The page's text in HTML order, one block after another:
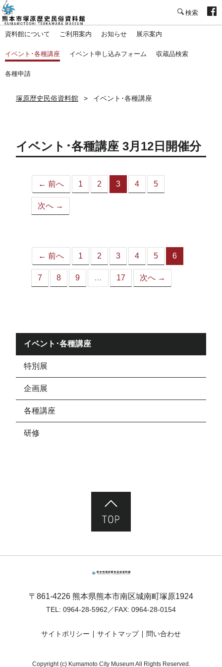
資料館について ご利用案内 お知らせ 展示案内
イベント･各種講座 イベント申し込みフォーム 収蔵品検索
各種申請
塚原歴史民俗資料館 イベント･各種講座
イベント･各種講座 3月12日開催分
← 前へ 1 2 3
（こ
4 5
次へ →
← 前へ 1 2 3 4 5 6
7 8 9 … 17 次へ →
イベント･各種講座
特別展
企画展
各種講座
研修
〒861-4226 熊本県熊本市南区城南町塚原1924
TEL: 0964-28-5962 ／FAX: 0964-28-0154
サイトポリシー サイトマップ 問い合わせ
Copyright (c) Kumamoto City Museum All Rights Reserved.